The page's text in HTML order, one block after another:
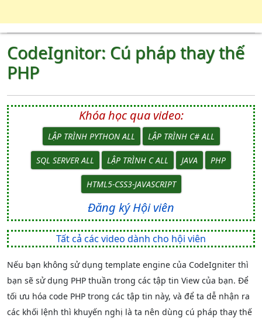
CodeIgnitor: Cú pháp thay thế
PHP
Khóa học qua video:
LẬP TRÌNH PYTHON ALL LẬP TRÌNH C# ALL
SQL SERVER ALL LẬP TRÌNH C ALL JAVA PHP
HTML5-CSS3-JAVASCRIPT
Đăng ký Hội viên
Tất cả các video dành cho hội viên
Nếu bạn không sử dụng template engine của CodeIgniter thì
bạn sẽ sử dụng PHP thuần trong các tập tin View của bạn. Để
tối ưu hóa code PHP trong các tập tin này, và để ta dễ nhận ra
các khối lệnh thì khuyến nghị là ta nên dùng cú pháp thay thế